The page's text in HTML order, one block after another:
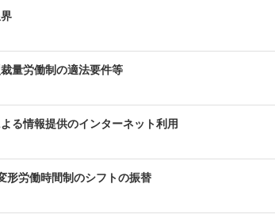
量労働制の適法要件等
る情報提供のインターネット利用
形労働時間制のシフトの振替